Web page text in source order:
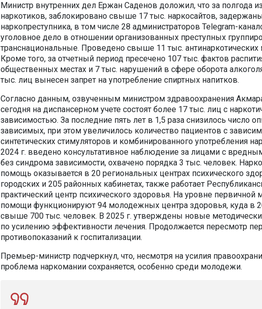
Министр внутренних дел Ержан Саденов доложил, что за полгода
наркотиков, заблокировано свыше 17 тыс. наркосайтов,
наркопреступника, в том числе 28 администраторов Telegram-
уголовное дело в отношении организованных преступных
транснациональные. Проведено свыше 11 тыс. антинаркотических
Кроме того, за отчетный период пресечено 107 тыс. фактов
общественных местах и 7 тыс. нарушений в сфере оборота
тыс. лиц вынесен запрет на употребление спиртных напитков.
Согласно данным, озвученным министром здравоохранения
сегодня на диспансерном учете состоят более 17 тыс. лиц с
зависимостью. За последние пять лет в 1,5 раза снизилось число
зависимых, при этом увеличилось количество пациентов с
синтетических стимуляторов и комбинированного употребления
2024 г. введено консультативное наблюдение за лицами с
без синдрома зависимости, охвачено порядка 3 тыс. человек.
помощь оказывается в 20 региональных центрах психического
городских и 205 районных кабинетах, также работает
практический центр психического здоровья. На уровне первичной
помощи функционируют 94 молодежных центра здоровья, куда в
свыше 700 тыс. человек. В 2025 г. утверждены новые
по усилению эффективности лечения. Продолжается пересмотр
противопоказаний к госпитализации.
Премьер-министр подчеркнул, что, несмотря на усилия
проблема наркомании сохраняется, особенно среди молодежи.